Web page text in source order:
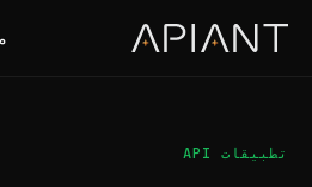
تطبيقات API